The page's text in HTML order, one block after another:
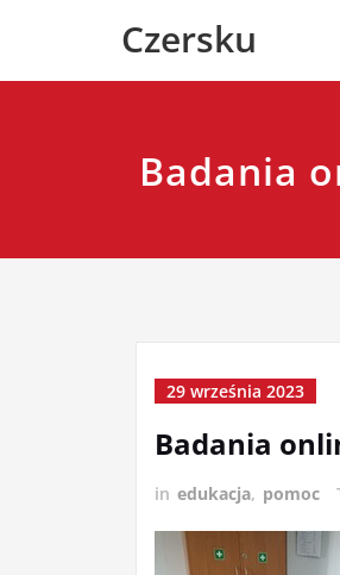
Czersku
Badania
29 września 2023
Badania
in edukacja, pomoc